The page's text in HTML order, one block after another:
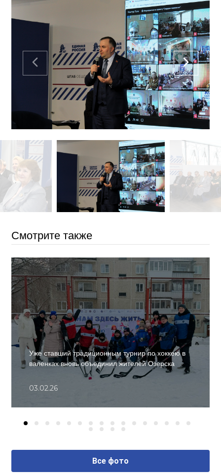
Смотрите также
Уже ставший традиционным турнир по хоккею в
валенках вновь объединил жителей Озерска
03.02.26
Все фото